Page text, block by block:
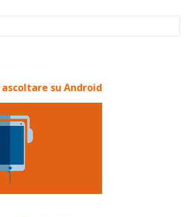
su Android